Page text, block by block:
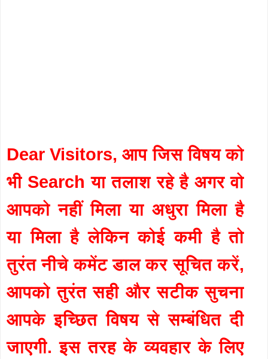
Dear Visitors, आप जिस विषय को
भी Search या तलाश रहे है अगर वो
आपको नहीं मिला या अधुरा मिला है
या मिला है लेकिन कोई कमी है तो
तुरंत नीचे कमेंट डाल कर सूचित करें,
आपको तुरंत सही और सटीक सुचना
आपके इच्छित विषय से सम्बंधित दी
जाएगी. इस तरह के व्यवहार के लिए